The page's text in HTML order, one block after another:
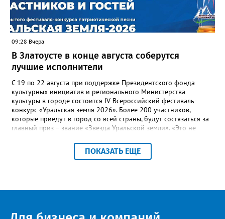
оперативно делиться информацией со всеми
заинтересованными – от поставщика тепла до конечных
потребителей.
09:28 Вчера
В Златоусте в конце августа соберутся
лучшие исполнители
С 19 по 22 августа при поддержке Президентского фонда
культурных инициатив и регионального Министерства
культуры в городе состоится IV Всероссийский фестиваль-
конкурс «Уральская земля 2026». Более 200 участников,
которые приедут в город со всей страны, будут состязаться за
главный приз – звание «Звезда Уральской земли». «Это не
прослушивания участников, мастер-классы от ведущих
наставников, выступления победителей прошлых лет и
Челябинской, Свердловской, Курганской, Оренбургской
ПОКАЗАТЬ ЕЩЕ